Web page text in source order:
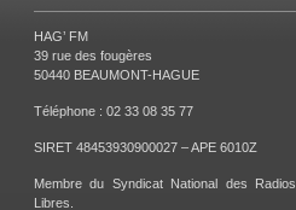
HAG’ FM
39 rue des fougères
50440 BEAUMONT-HAGUE
Téléphone : 02 33 08 35 77
SIRET 48453930900027 – APE 6010Z
Membre du Syndicat National des Radios
Libres.